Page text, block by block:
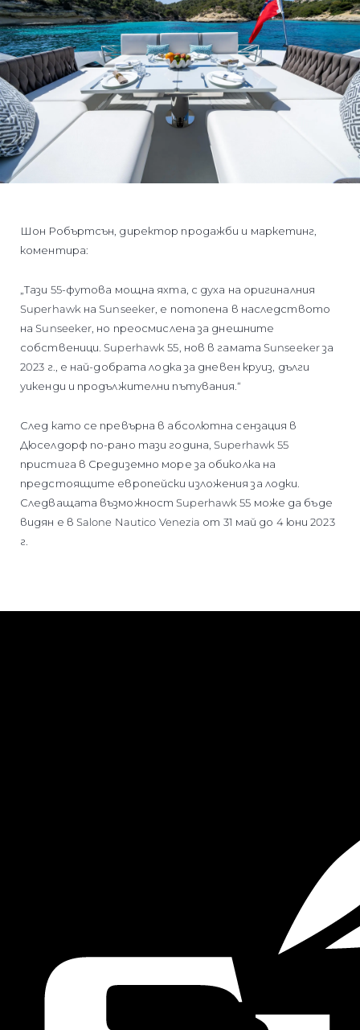
Шон Робъртсън, директор продажби и маркетинг,
коментира:
„Тази 55-футова мощна яхта, с духа на оригиналния
Superhawk на Sunseeker, е потопена в наследството
на Sunseeker, но преосмислена за днешните
собственици. Superhawk 55, нов в гамата Sunseeker за
2023 г., е най-добрата лодка за дневен круиз, дълги
уикенди и продължителни пътувания.“
След като се превърна в абсолютна сензация в
Дюселдорф по-рано тази година, Superhawk 55
пристига в Средиземно море за обиколка на
предстоящите европейски изложения за лодки.
Следващата възможност Superhawk 55 може да бъде
видян е в Salone Nautico Venezia от 31 май до 4 юни 2023
г.